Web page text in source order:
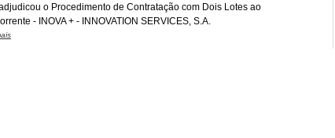
o Procedimento de Contratação com Dois Lotes ao
- INOVA + - INNOVATION SERVICES, S.A.